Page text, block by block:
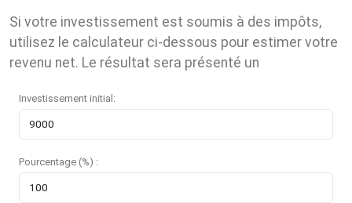
Si votre investissement est soumis à des impôts,
utilisez le calculateur ci-dessous pour estimer votre
revenu net. Le résultat sera présenté un
Investissement initial:
Pourcentage (%) :